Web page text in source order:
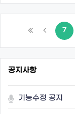
7
공지사항
기능수정 공지